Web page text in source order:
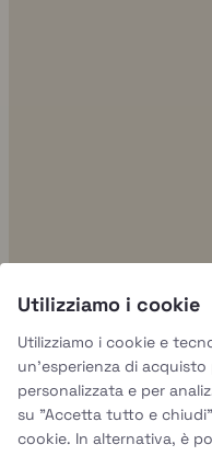
Utilizziamo i cookie
Utilizziamo i cookie e
un'esperienza di
personalizzata e per
su "Accetta tutto e
cookie. In alternativa, è